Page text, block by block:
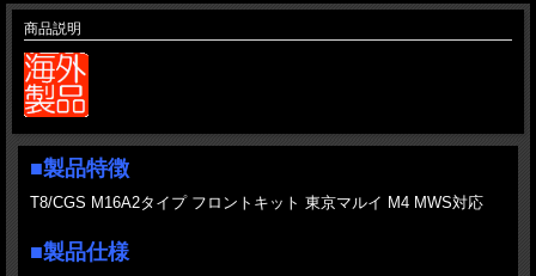
商品説明
■製品特徴
T8/CGS M16A2タイプ フロントキット 東京マルイ M4 MWS対応
■製品仕様